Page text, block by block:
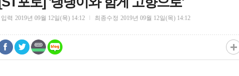
입력 2019년 09월 12일(목) 14:12 최종수정 2019년 09월 12일(목) 14:12
0